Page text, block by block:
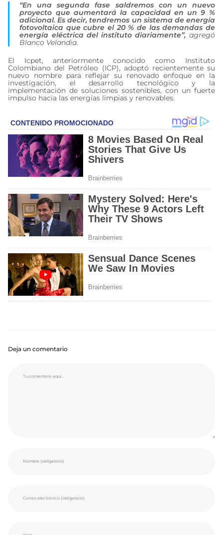
“En una segunda fase saldremos con un nuevo
proyecto que aumentará la capacidad en un 9 %
adicional. Es decir, tendremos un sistema de energía
fotovoltaica que cubre el 20 % de las demandas de
energía eléctrica del instituto diariamente”, agregó
Blanco Velandia.
El Icpet, anteriormente conocido como Instituto
Colombiano del Petróleo (ICP), adoptó recientemente su
nuevo nombre para reflejar su renovado enfoque en la
investigación, el desarrollo tecnológico y la
implementación de soluciones sostenibles, con un fuerte
impulso hacia las energías limpias y renovables.
Deja un comentario